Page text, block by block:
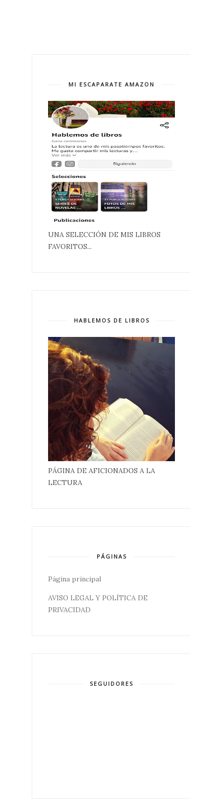
MI ESCAPARATE AMAZON
UNA SELECCIÓN DE MIS LIBROS
FAVORITOS...
HABLEMOS DE LIBROS
PÁGINA DE AFICIONADOS A LA
LECTURA
PÁGINAS
Página principal
AVISO LEGAL Y POLÍTICA DE
PRIVACIDAD
SEGUIDORES